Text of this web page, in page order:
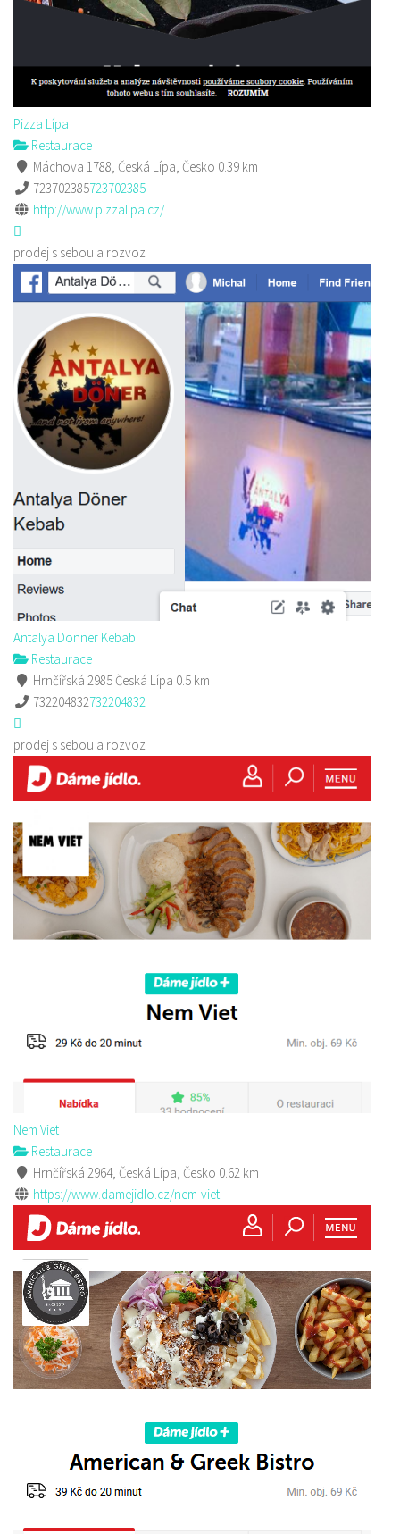
Pizza Lípa
Restaurace
Máchova 1788, Česká Lípa, Česko 0.39 km
723702385723702385
http://www.pizzalipa.cz/
prodej s sebou a rozvoz
Antalya Donner Kebab
Restaurace
Hrnčířská 2985 Česká Lípa 0.5 km
732204832732204832
prodej s sebou a rozvoz
Nem Viet
Restaurace
Hrnčířská 2964, Česká Lípa, Česko 0.62 km
https://www.damejidlo.cz/nem-viet